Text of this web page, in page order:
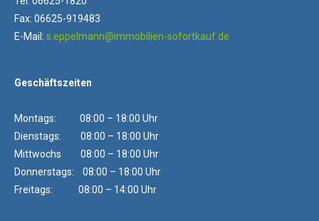
Fax: 06625-919483
E-Mail: s.eppelmann@immobilien-sofortkauf.de
Geschäftszeiten
Montags: 08:00 – 18:00 Uhr
Dienstags: 08:00 – 18:00 Uhr
Mittwochs 08:00 – 18:00 Uhr
Donnerstags: 08:00 – 18:00 Uhr
Freitags: 08:00 – 14:00 Uhr